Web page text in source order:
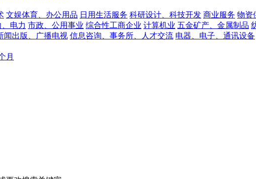
文娱体育、办公用品 日用生活服务 科研设计、科技开发 商业服务 物资
、电力 市政、公用事业 综合性工商企业 计算机业 五金矿产、金属制品
闻出版、广播电视 信息咨询、事务所、人才交流 电器、电子、通讯设备
月